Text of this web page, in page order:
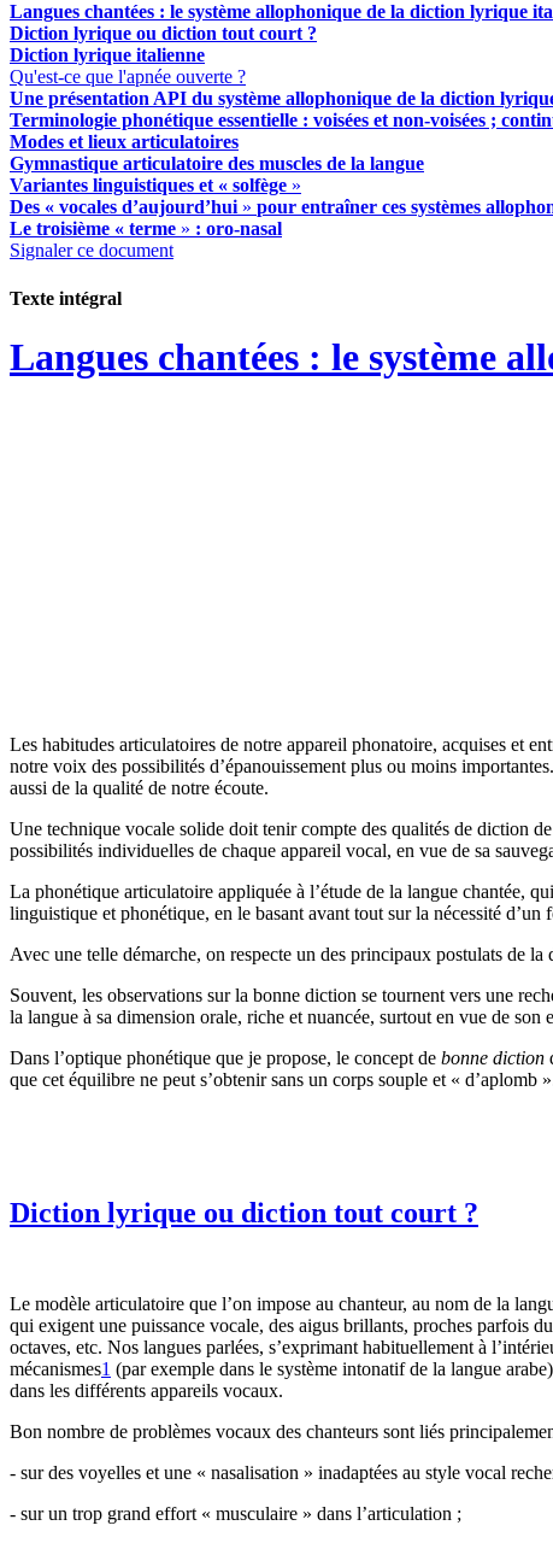
Langues chantées : le système allophonique de la diction lyrique
Diction lyrique ou diction tout court ?
Diction lyrique italienne
Qu'est-ce que l'apnée ouverte ?
Une présentation API du système allophonique de la diction
Terminologie phonétique essentielle : voisées et non-voisées ;
Modes et lieux articulatoires
Gymnastique articulatoire des muscles de la langue
Variantes linguistiques et « solfège »
Des « vocales d’aujourd’hui» pour entraîner ces systèmes
Le troisième « terme » : oro-nasal
Signaler ce document
Texte intégral
Langues chantées : le système
Les habitudes articulatoires de notre appareil phonatoire, acquises et
notre voix des possibilités d’épanouissement plus ou moins
aussi de la qualité de notre écoute.
Une technique vocale solide doit tenir compte des qualités de diction
possibilités individuelles de chaque appareil vocal, en vue de sa
La phonétique articulatoire appliquée à l’étude de la langue chantée,
linguistique et phonétique, en le basant avant tout sur la nécessité
Avec une telle démarche, on respecte un des principaux postulats de
Souvent, les observations sur la bonne diction se tournent vers une
la langue à sa dimension orale, riche et nuancée, surtout en vue de
Dans l’optique phonétique que je propose, le concept de bonne diction
que cet équilibre ne peut s’obtenir sans un corps souple et «
Diction lyrique ou diction tout court ?
Le modèle articulatoire que l’on impose au chanteur, au nom de la
qui exigent une puissance vocale, des aigus brillants, proches parfois
octaves, etc. Nos langues parlées, s’exprimant habituellement à
mécanismes1 (par exemple dans le système intonatif de la langue
dans les différents appareils vocaux.
Bon nombre de problèmes vocaux des chanteurs sont liés
- sur des voyelles et une « nasalisation » inadaptées au style vocal
- sur un trop grand effort « musculaire » dans l’articulation ;